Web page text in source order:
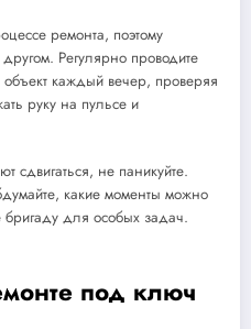
ремонта, поэтому
Регулярно проводите
каждый вечер, проверяя
руку на пульсе и
сдвигаться, не паникуйте.
какие моменты можно
бригаду для особых задач.
под ключ